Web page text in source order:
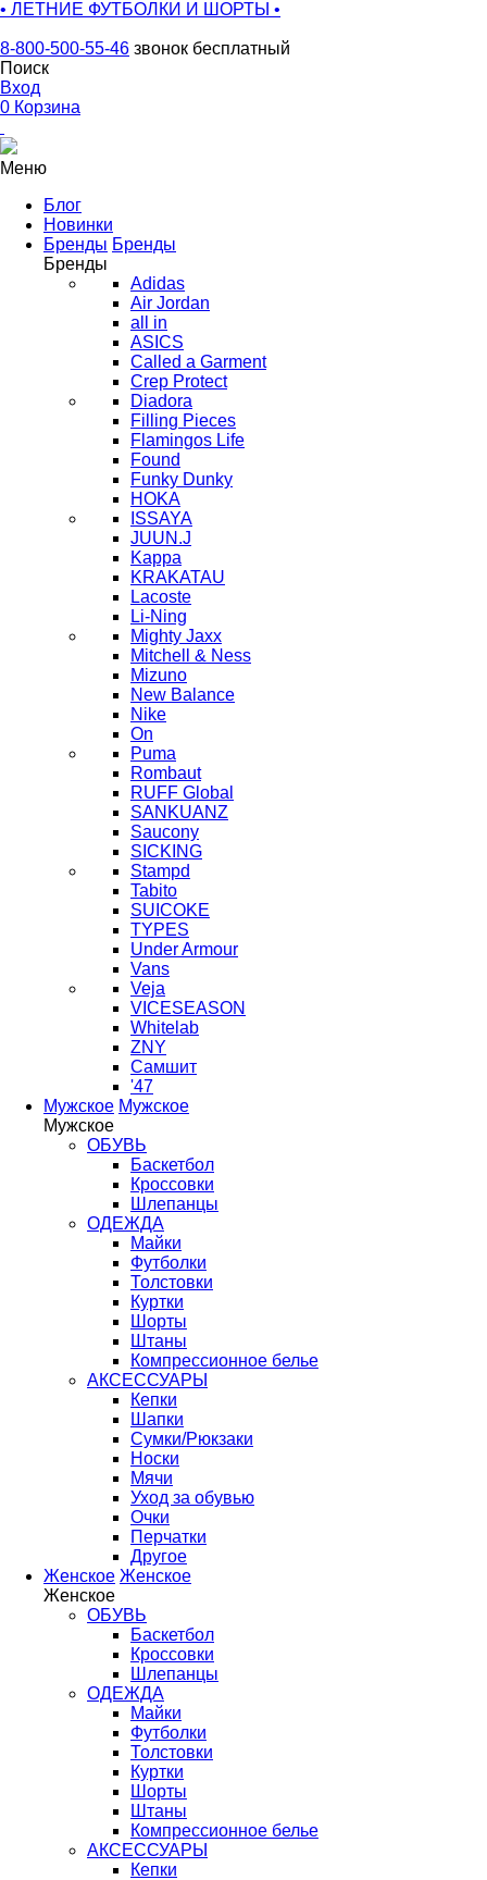
• ЛЕТНИЕ ФУТБОЛКИ И ШОРТЫ •
8-800-500-55-46 звонок бесплатный
Поиск
Вход
0 Корзина
Меню
Блог
Новинки
Бренды Бренды
Бренды
Adidas
Air Jordan
all in
ASICS
Called a Garment
Crep Protect
Diadora
Filling Pieces
Flamingos Life
Found
Funky Dunky
HOKA
ISSAYA
JUUN.J
Kappa
KRAKATAU
Lacoste
Li-Ning
Mighty Jaxx
Mitchell & Ness
Mizuno
New Balance
Nike
On
Puma
Rombaut
RUFF Global
SANKUANZ
Saucony
SICKING
Stampd
Tabito
SUICOKE
TYPES
Under Armour
Vans
Veja
VICESEASON
Whitelab
ZNY
Самшит
'47
Мужское Мужское
Мужское
ОБУВЬ
Баскетбол
Кроссовки
Шлепанцы
ОДЕЖДА
Майки
Футболки
Толстовки
Куртки
Шорты
Штаны
Компрессионное белье
АКСЕССУАРЫ
Кепки
Шапки
Сумки/Рюкзаки
Носки
Мячи
Уход за обувью
Очки
Перчатки
Другое
Женское Женское
Женское
ОБУВЬ
Баскетбол
Кроссовки
Шлепанцы
ОДЕЖДА
Майки
Футболки
Толстовки
Куртки
Шорты
Штаны
Компрессионное белье
АКСЕССУАРЫ
Кепки